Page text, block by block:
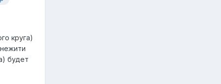
круга)
будет